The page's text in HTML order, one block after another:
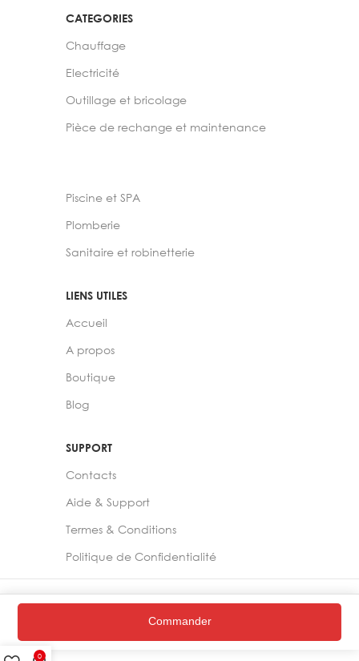
CATEGORIES
Chauffage
Electricité
Outillage et bricolage
Pièce de rechange et maintenance
Piscine et SPA
Plomberie
Sanitaire et robinetterie
LIENS UTILES
Accueil
A propos
Boutique
Blog
SUPPORT
Contacts
Aide & Support
Termes & Conditions
Politique de Confidentialité
2024 – Chelia Store
0
Commander